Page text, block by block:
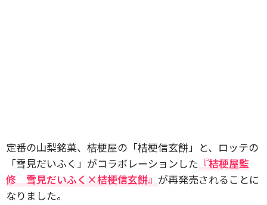
定番の山梨銘菓、桔梗屋の「桔梗信玄餅」と、ロッテの
「雪見だいふく」がコラボレーションした 『桔梗屋監
修 雪見だいふく×桔梗信玄餅』 が再発売されることに
なりました。